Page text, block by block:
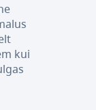
kui